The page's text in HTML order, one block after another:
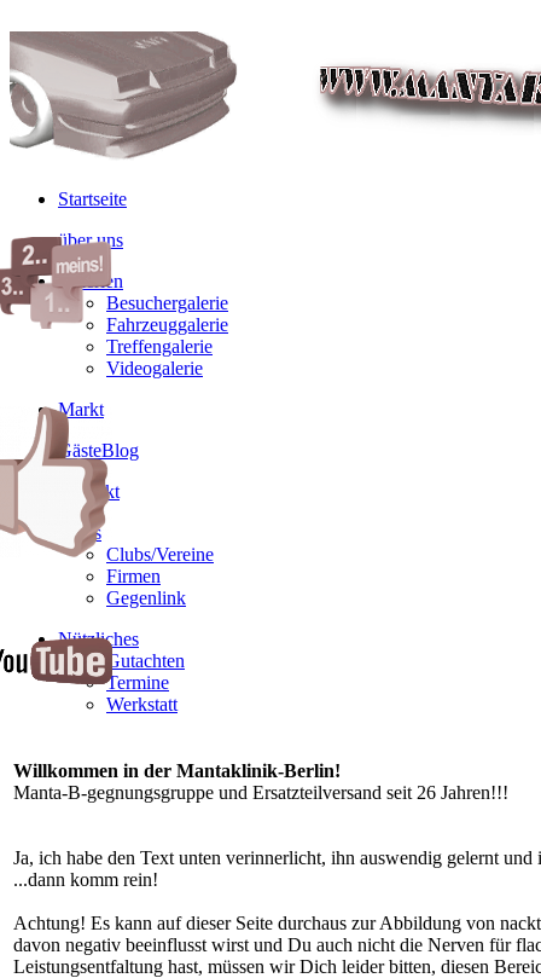
Startseite
über uns
Galerien
Besuchergalerie
Fahrzeuggalerie
Treffengalerie
Videogalerie
Markt
GästeBlog
Kontakt
Links
Clubs/Vereine
Firmen
Gegenlink
Nützliches
Gutachten
Termine
Werkstatt
Willkommen in der Mantaklinik-Berlin!
Manta-B-gegnungsgruppe und Ersatzteilversand seit 26 Jahren!!!
Ja, ich habe den Text unten verinnerlicht, ihn auswendig gelernt
...dann komm rein!
Achtung! Es kann auf dieser Seite durchaus zur Abbildung von
davon negativ beeinflusst wirst und Du auch nicht die Nerven für
Leistungsentfaltung hast, müssen wir Dich leider bitten, diesen